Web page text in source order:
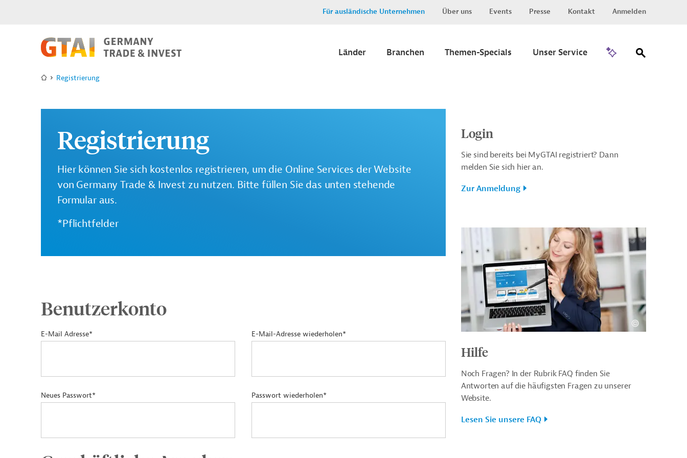
Für ausländische Unternehmen Über uns Events Presse Kontakt Anmelden
Länder Branchen Themen-Specials Unser Service
Registrierung
Registrierung
Hier können Sie sich kostenlos registrieren, um die Online Services der Website
von Germany Trade & Invest zu nutzen. Bitte füllen Sie das unten stehende
Formular aus.
*Pflichtfelder
Benutzerkonto
E-Mail Adresse* E-Mail-Adresse wiederholen*
Neues Passwort* Passwort wiederholen*
Login
Sie sind bereits bei MyGTAI registriert? Dann
melden Sie sich hier an.
Zur Anmeldung
Hilfe
Noch Fragen? In der Rubrik FAQ finden Sie
Antworten auf die häufigsten Fragen zu unserer
Website.
Lesen Sie unsere FAQ